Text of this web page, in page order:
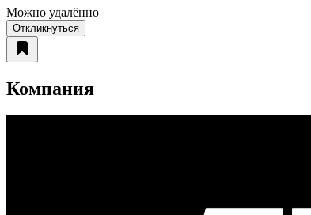
Можно удалённо
Откликнуться
Компания